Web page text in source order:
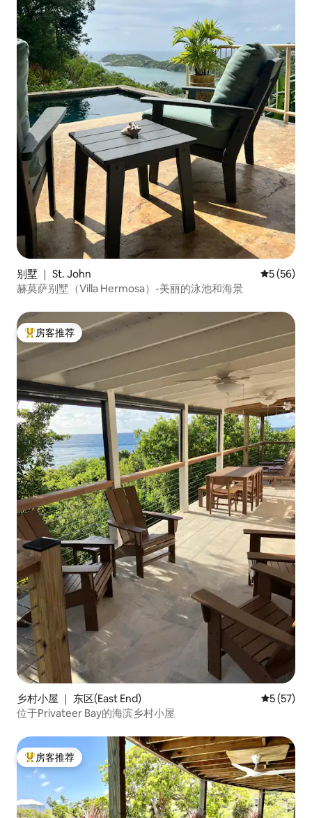
别墅 ｜ St. John 平均评分
5 (56)
赫莫萨别墅（Villa Hermosa）-美丽的泳池和海景
热门「房客推荐」
房客推荐
乡村小屋 ｜ 东区(East End) 平均评分
5 (57)
位于Privateer Bay的海滨乡村小屋
热门「房客推荐」
房客推荐